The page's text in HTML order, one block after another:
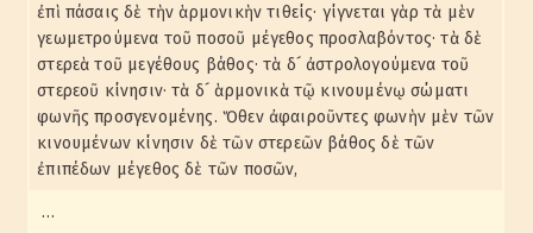
ἐπὶ πάσαις δὲ τὴν ἁρμονικὴν τιθείς· γίγνεται γὰρ τὰ μὲν
γεωμετρούμενα τοῦ ποσοῦ μέγεθος προσλαβόντος· τὰ δὲ
στερεὰ τοῦ μεγέθους βάθος· τὰ δ´ ἀστρολογούμενα τοῦ
στερεοῦ κίνησιν· τὰ δ´ ἁρμονικὰ τῷ κινουμένῳ σώματι
φωνῆς προσγενομένης. Ὅθεν ἀφαιροῦντες φωνὴν μὲν τῶν
κινουμένων κίνησιν δὲ τῶν στερεῶν βάθος δὲ τῶν
ἐπιπέδων μέγεθος δὲ τῶν ποσῶν,
…